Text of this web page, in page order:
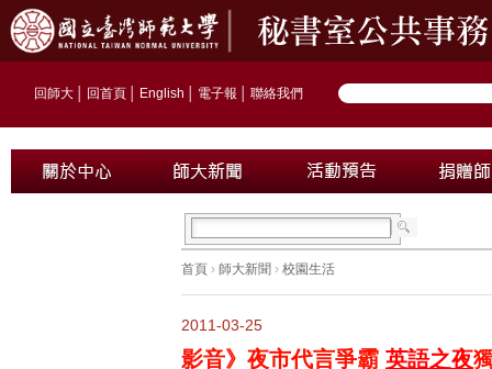
回師大 回首頁 English 電子報 聯絡我們
首頁 › 師大新聞 › 校園生活
2011-03-25
影音》夜市代言爭霸 英語之夜